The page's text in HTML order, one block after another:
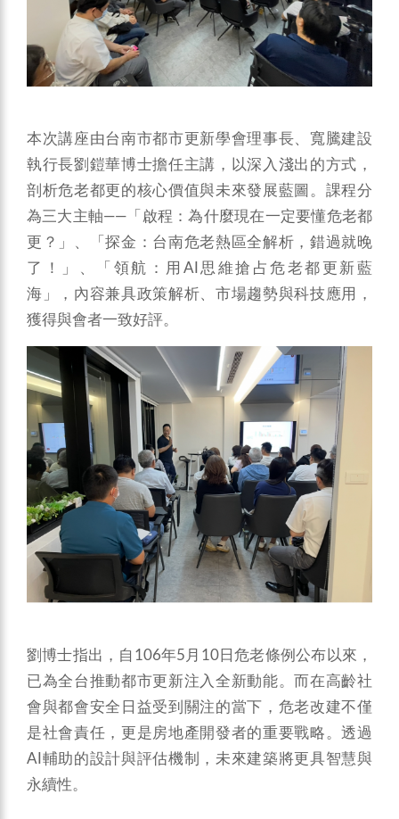
本次講座由台南市都市更新學會理事長、寬騰建設
執行長劉鎧華博士擔任主講，以深入淺出的方式，
剖析危老都更的核心價值與未來發展藍圖。課程分
為三大主軸——「啟程：為什麼現在一定要懂危老都
更？」、「探金：台南危老熱區全解析，錯過就晚
了！」、「領航：用AI思維搶占危老都更新藍
海」，內容兼具政策解析、市場趨勢與科技應用，
獲得與會者一致好評。
劉博士指出，自106年5月10日危老條例公布以來，
已為全台推動都市更新注入全新動能。而在高齡社
會與都會安全日益受到關注的當下，危老改建不僅
是社會責任，更是房地產開發者的重要戰略。透過
AI輔助的設計與評估機制，未來建築將更具智慧與
永續性。